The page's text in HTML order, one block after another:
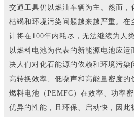
交通工具仍以燃油车辆为主。然而，
枯竭和环境污染问题越来越严重。在
计将在100年内耗尽，无法继续为人
以燃料电池为代表的新能源电池应
决人们对化石能源的依赖和环境污染
高转换效率、低噪声和高能量密度的
燃料电池（PEMFC）在效率、功率
优异的性能，且环保、启动快，因此